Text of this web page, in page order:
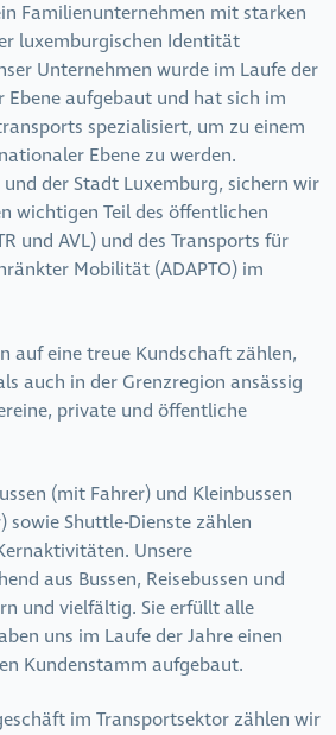
Familienunternehmen mit starken
luxemburgischen Identität
Unternehmen wurde im Laufe der
Ebene aufgebaut und hat sich im
spezialisiert, um zu einem
Ebene zu werden.
der Stadt Luxemburg, sichern wir
wichtigen Teil des öffentlichen
und AVL) und des Transports für
Mobilität (ADAPTO) im
auf eine treue Kundschaft zählen,
auch in der Grenzregion ansässig
private und öffentliche
(mit Fahrer) und Kleinbussen
sowie Shuttle-Dienste zählen
Unsere
aus Bussen, Reisebussen und
und vielfältig. Sie erfüllt alle
uns im Laufe der Jahre einen
Kundenstamm aufgebaut.
im Transportsektor zählen wir